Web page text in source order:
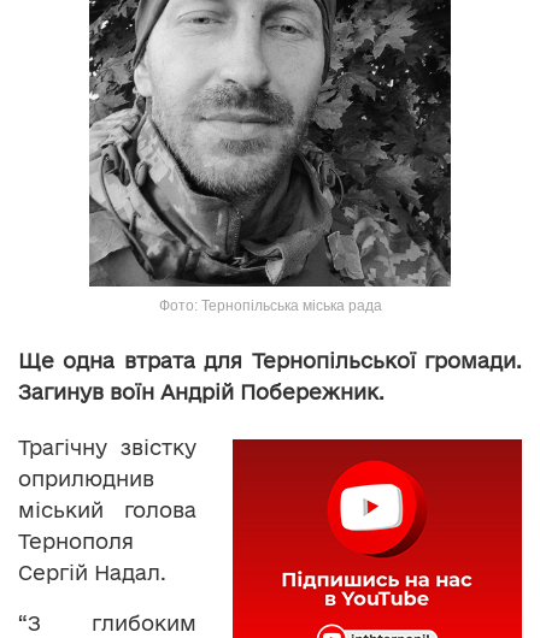
Фото: Тернопільська міська рада
Ще одна втрата для Тернопільської громади.
Загинув воїн Андрій Побережник.
Трагічну звістку
оприлюднив
міський голова
Тернополя
Сергій Надал.
“З глибоким